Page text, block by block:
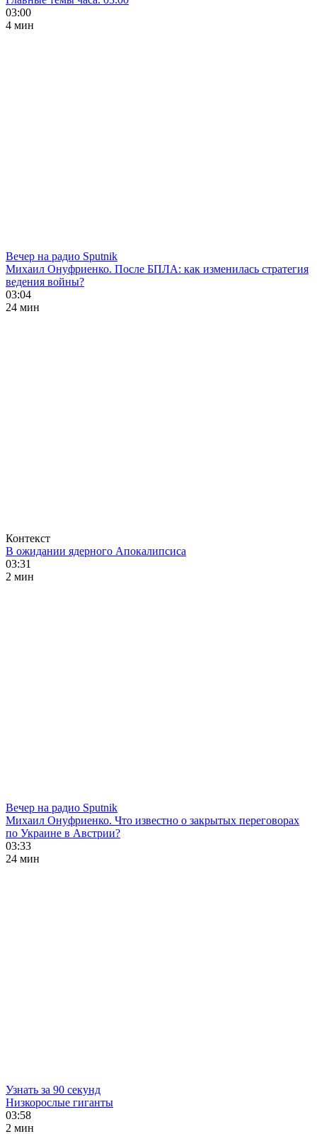
03:00
4 мин
Вечер на радио Sputnik
Михаил Онуфриенко. После БПЛА: как изменилась стратегия
ведения войны?
03:04
24 мин
Контекст
В ожидании ядерного Апокалипсиса
03:31
2 мин
Вечер на радио Sputnik
Михаил Онуфриенко. Что известно о закрытых переговорах
по Украине в Австрии?
03:33
24 мин
Узнать за 90 секунд
Низкорослые гиганты
03:58
2 мин